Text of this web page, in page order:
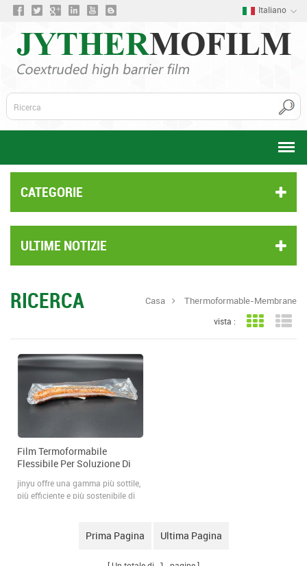
Italiano
CATEGORIE
ULTIME NOTIZIE
RICERCA Casa Thermoformable-Membrane
vista : Vista a
Film Termoformabile
Flessibile Per Soluzione Di
jinyu offre una gamma più sottile,
più efficiente e più sostenibile di
ecologici ed ecologici; soluzioni di
Prima Pagina Ultima Pagina